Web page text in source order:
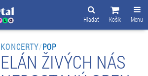
Menu
Košík
Hľadať
KONCERTY/POP
ELÁN ŽIVÝCH NÁS